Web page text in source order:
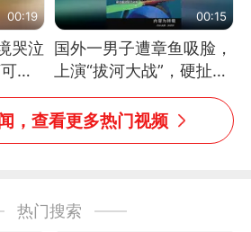
00:19
哭泣
不
国”
00:15
国外一男子遭章鱼吸脸，
上演“拔河大战”，硬扯加
铁棒敲打方才挣脱
，查看更多热门视频
热门搜索